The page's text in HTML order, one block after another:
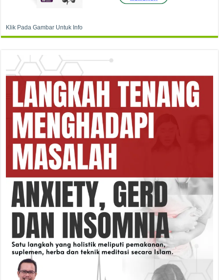
Klik Pada Gambar Untuk Info